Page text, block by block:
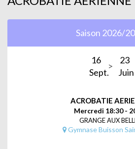
Saison 2026/
16
Sept.
23
Juin
ACROBATIE
Mercredi 18:30 -
GRANGE AUX
Gymnase Buisson